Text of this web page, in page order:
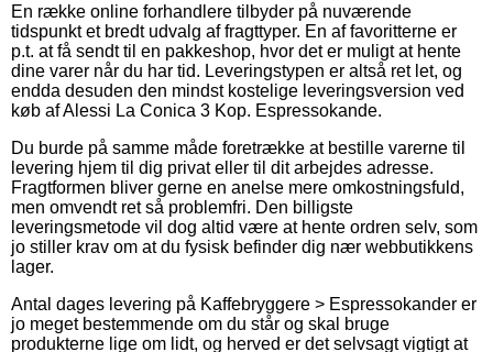
En række online forhandlere tilbyder på nuværende
tidspunkt et bredt udvalg af fragttyper. En af favoritterne er
p.t. at få sendt til en pakkeshop, hvor det er muligt at hente
dine varer når du har tid. Leveringstypen er altså ret let, og
endda desuden den mindst kostelige leveringsversion ved
køb af Alessi La Conica 3 Kop. Espressokande.
Du burde på samme måde foretrække at bestille varerne til
levering hjem til dig privat eller til dit arbejdes adresse.
Fragtformen bliver gerne en anelse mere omkostningsfuld,
men omvendt ret så problemfri. Den billigste
leveringsmetode vil dog altid være at hente ordren selv, som
jo stiller krav om at du fysisk befinder dig nær webbutikkens
lager.
Antal dages levering på Kaffebryggere > Espressokander er
jo meget bestemmende om du står og skal bruge
produkterne lige om lidt, og herved er det selvsagt vigtigt at